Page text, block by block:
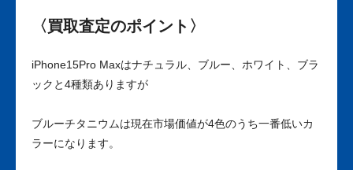
〈買取査定のポイント〉
iPhone15Pro Maxはナチュラル、ブルー、ホワイト、ブラ
ックと4種類ありますが
ブルーチタニウムは現在市場価値が4色のうち一番低いカ
ラーになります。